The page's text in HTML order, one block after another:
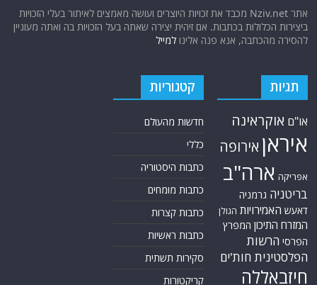
אתר Nziv.net מכבד את זכויות היוצרים ועושה מאמצים לאיתור בעלי הזכויות
ביצירות הכלולות בכתבות. אם זיהית יצירה שאתה בעל הזכויות בה ואתה מעוניין
להסירה מהכתבה, אנא פנה אלינולמייל
תגיות
או"ם אוקראינה
איראן אירופה
אפריקה ארה"ב
בריטניה גרמניה
דאעש האמירויות הגולן
המזרח התיכון המפרץ
הפרסי הרשות
הפלסטינית חות'ים
חיזבאללה
קטגוריות
חדשות מהעולם
כללי
כתבות היסטוריה
כתבות מומחים
כתבות קצרות
כתבות ראשיות
סקירות תשתית
קריקטורות